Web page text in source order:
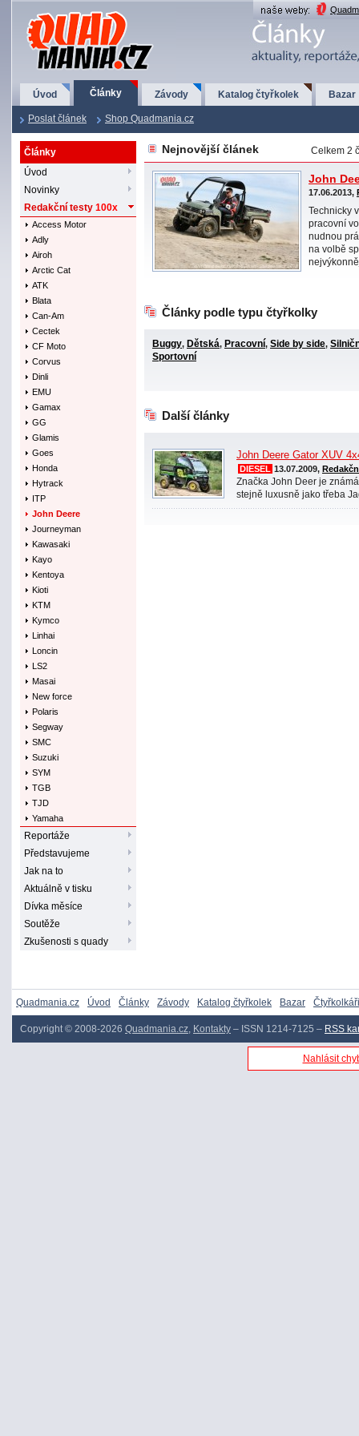
QuadMania.cz
Úvod Články Závody Katalog čtyřkolek Bazar
Poslat článek Shop Quadmania.cz
Články
Úvod
Novinky
Redakční testy 100x
Access Motor
Adly
Airoh
Arctic Cat
ATK
Blata
Can-Am
Cectek
CF Moto
Corvus
Dinli
EMU
Gamax
GG
Glamis
Goes
Honda
Hytrack
ITP
John Deere
Journeyman
Kawasaki
Kayo
Kentoya
Kioti
KTM
Kymco
Linhai
Loncin
LS2
Masai
New force
Polaris
Segway
SMC
Suzuki
SYM
TGB
TJD
Yamaha
Reportáže
Představujeme
Jak na to
Aktuálně v tisku
Dívka měsíce
Soutěže
Zkušenosti s quady
Nejnovější článek Celkem 2
John
17.06.2013,
Technicky
pracovní
nudnou
na volbě
Články podle typu čtyřkolky
Buggy, Dětská, Pracovní, Side by side,
Sportovní
Další články
John Deere Gator XUV
DIESEL 13.07.2009,
Značka John Deer je
stejně luxusně jako třeba
Quadmania.cz Úvod Články Závody Katalog čtyřkolek Bazar Čtyřkolkáři
Copyright © 2008-2026 Quadmania.cz, Kontakty – ISSN 1214-7125 – RSS
Nahlásit